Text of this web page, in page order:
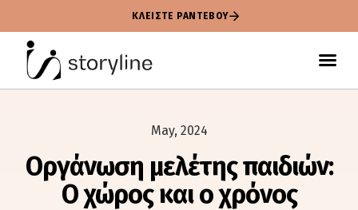
ΚΛΕΙΣΤΕ ΡΑΝΤΕΒΟΥ
May, 2024
Οργάνωση μελέτης παιδιών:
Ο χώρος και ο χρόνος